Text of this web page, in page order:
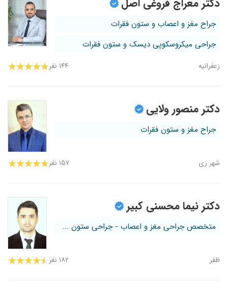
جراح مغز و اعصاب و ستون فقرات
جراحی میکروسکوپی دیسک و ستون فقرات
زعفرانیه ۱۴۴ نفر
دکتر منصور ولایی
جراح مغز و ستون فقرات
شهر ری ۱۵۷ نفر
دکتر نیما محسنی کبیر
متخصص جراحی مغز و اعصاب - جراحی ستون ...
ظفر ۱۸۲ نفر